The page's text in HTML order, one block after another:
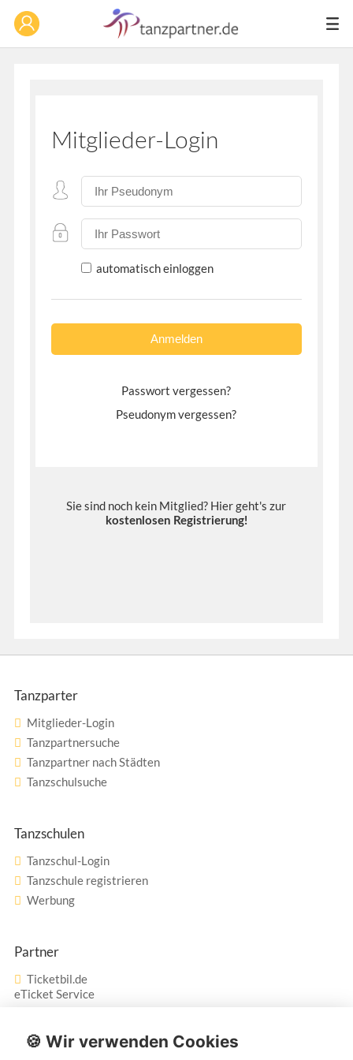
Mitglieder-Login
automatisch einloggen
Passwort vergessen?
Pseudonym vergessen?
Sie sind noch kein Mitglied? Hier geht's zur
kostenlosen Registrierung!
Tanzparter
Mitglieder-Login
Tanzpartnersuche
Tanzpartner nach Städten
Tanzschulsuche
Tanzschulen
Tanzschul-Login
Tanzschule registrieren
Werbung
Partner
Ticketbil.de
eTicket Service
Vertrag widerrufen
🍪 Wir verwenden Cookies